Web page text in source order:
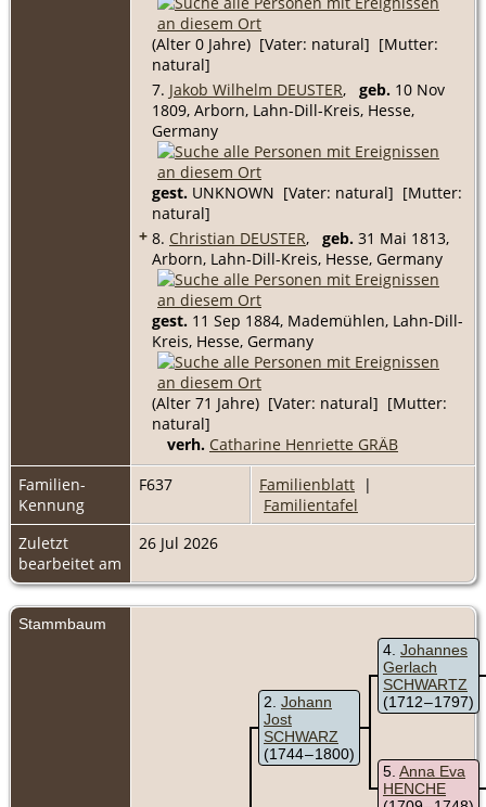
(Alter 0 Jahre) [Vater: natural] [Mutter:
natural]
7. Jakob Wilhelm DEUSTER, geb. 10 Nov
1809, Arborn, Lahn-Dill-Kreis, Hesse,
Germany
gest. UNKNOWN [Vater: natural] [Mutter:
natural]
+ 8. Christian DEUSTER, geb. 31 Mai 1813,
Arborn, Lahn-Dill-Kreis, Hesse, Germany
gest. 11 Sep 1884, Mademühlen, Lahn-Dill-
Kreis, Hesse, Germany
(Alter 71 Jahre) [Vater: natural] [Mutter:
natural]
verh. Catharine Henriette GRÄB
Familien-
Kennung
F637 Familienblatt |
Familientafel
Zuletzt
bearbeitet am
26 Jul 2026
Stammbaum
2 Johann
Jost
SCHWARZ
(1744 – 1800)
4 Johannes
Gerlach
SCHWARTZ
(1712 – 1797)
5 Anna Eva
HENCHE